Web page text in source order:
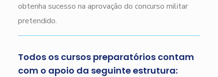
obtenha sucesso na aprovação do concurso militar
pretendido.
Todos os cursos preparatórios contam
com o apoio da seguinte estrutura: